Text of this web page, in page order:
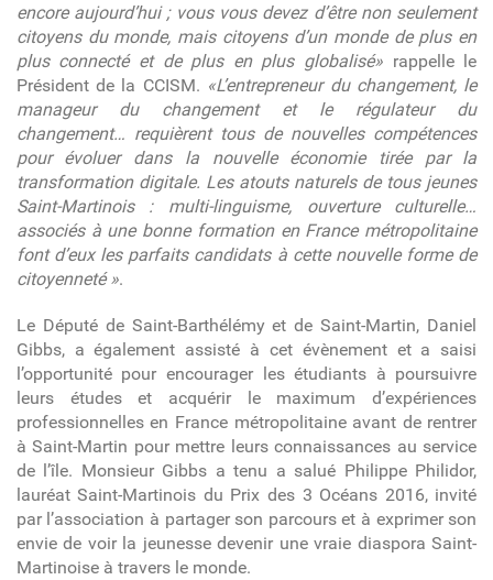
encore aujourd’hui ; vous vous devez d’être non seulement
citoyens du monde, mais citoyens d’un monde de plus en
plus connecté et de plus en plus globalisé» rappelle le
Président de la CCISM. «L’entrepreneur du changement, le
manageur du changement et le régulateur du
changement… requièrent tous de nouvelles compétences
pour évoluer dans la nouvelle économie tirée par la
transformation digitale. Les atouts naturels de tous jeunes
Saint-Martinois : multi-linguisme, ouverture culturelle…
associés à une bonne formation en France métropolitaine
font d’eux les parfaits candidats à cette nouvelle forme de
citoyenneté ».
Le Député de Saint-Barthélémy et de Saint-Martin, Daniel
Gibbs, a également assisté à cet évènement et a saisi
l’opportunité pour encourager les étudiants à poursuivre
leurs études et acquérir le maximum d’expériences
professionnelles en France métropolitaine avant de rentrer
à Saint-Martin pour mettre leurs connaissances au service
de l’île. Monsieur Gibbs a tenu a salué Philippe Philidor,
lauréat Saint-Martinois du Prix des 3 Océans 2016, invité
par l’association à partager son parcours et à exprimer son
envie de voir la jeunesse devenir une vraie diaspora Saint-
Martinoise à travers le monde.